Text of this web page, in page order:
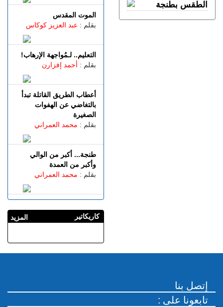
الموت المقدس
بقلم : عبد العزيز كوكاس
التعليم.. لـمُواجهة الإرهاب!
بقلم : أحمد إفزارن
أعطاب الطريق القاتلة تبدأ
بالتغاضي عن الهفوات
الصغيرة
بقلم : محمد العمراني
طنجة... أكبر من الوالي
وأكبر من العمدة
بقلم : محمد العمراني
المزيد كاريكاتير
بعد أحداث سبتة.. الاتحاد
الأوروبي يدعو “ميتا” و”تيك
توك” إلى التصدي للتضليل
إتصل بنا
: تابعونا على